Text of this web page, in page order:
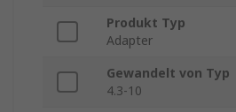
Produkt Typ
Adapter
Gewandelt von Typ
4.3-10